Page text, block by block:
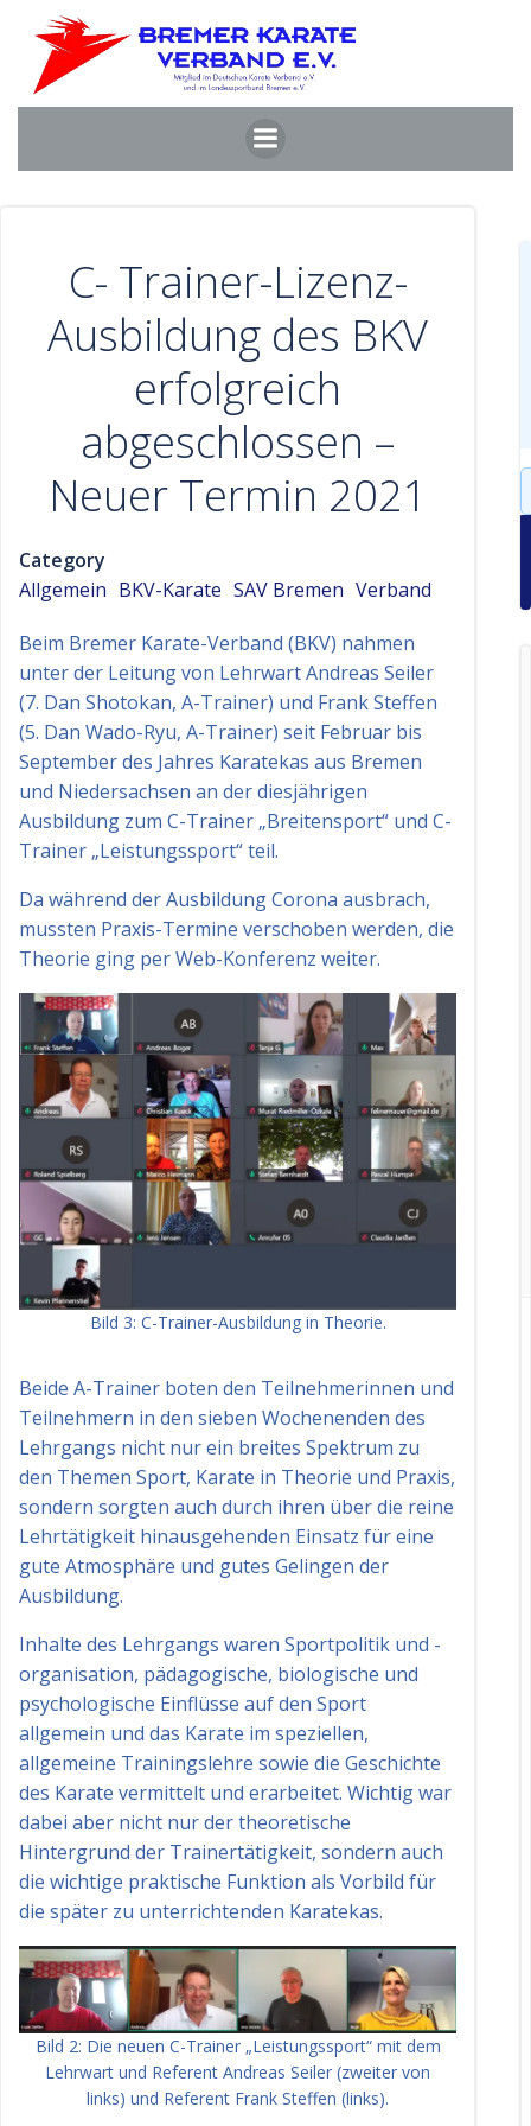
Inhalt
springen
C- Trainer-Lizenz-
Ausbildung des BKV
erfolgreich
abgeschlossen –
Neuer Termin 2021
Category
Allgemein BKV-Karate SAV Bremen Verband
Beim Bremer Karate-Verband (BKV) nahmen
unter der Leitung von Lehrwart Andreas Seiler
(7. Dan Shotokan, A-Trainer) und Frank Steffen
(5. Dan Wado-Ryu, A-Trainer) seit Februar bis
September des Jahres Karatekas aus Bremen
und Niedersachsen an der diesjährigen
Ausbildung zum C-Trainer „Breitensport“ und C-
Trainer „Leistungssport“ teil.
Da während der Ausbildung Corona ausbrach,
mussten Praxis-Termine verschoben werden, die
Theorie ging per Web-Konferenz weiter.
Bild 3: C-Trainer-Ausbildung in Theorie.
Beide A-Trainer boten den Teilnehmerinnen und
Teilnehmern in den sieben Wochenenden des
Lehrgangs nicht nur ein breites Spektrum zu
den Themen Sport, Karate in Theorie und Praxis,
sondern sorgten auch durch ihren über die reine
Lehrtätigkeit hinausgehenden Einsatz für eine
gute Atmosphäre und gutes Gelingen der
Ausbildung.
Inhalte des Lehrgangs waren Sportpolitik und -
organisation, pädagogische, biologische und
psychologische Einflüsse auf den Sport
allgemein und das Karate im speziellen,
allgemeine Trainingslehre sowie die Geschichte
des Karate vermittelt und erarbeitet. Wichtig war
dabei aber nicht nur der theoretische
Hintergrund der Trainertätigkeit, sondern auch
die wichtige praktische Funktion als Vorbild für
die später zu unterrichtenden Karatekas.
Bild 2: Die neuen C-Trainer „Leistungssport“ mit dem
Lehrwart und Referent Andreas Seiler (zweiter von
links) und Referent Frank Steffen (links).